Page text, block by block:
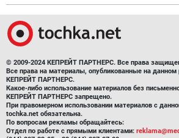
© 2009-2024 КЕПРЕЙТ ПАРТНЕРС. Все права
Все права на материалы, опубликованные на данном
КЕПРЕЙТ ПАРТНЕРС.
Какое-либо использование материалов без
КЕПРЕЙТ ПАРТНЕРС запрещено.
При правомерном использовании материалов с
tochka.net обязательна.
По вопросам рекламы обращайтесь:
Отдел по работе с прямыми клиентами: